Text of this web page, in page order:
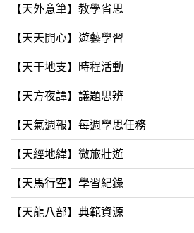
【天外意筆】教學省思
【天天開心】遊藝學習
【天干地支】時程活動
【天方夜譚】議題思辨
【天氣週報】每週學思任務
【天經地緯】微旅壯遊
【天馬行空】學習紀錄
【天龍八部】典範資源